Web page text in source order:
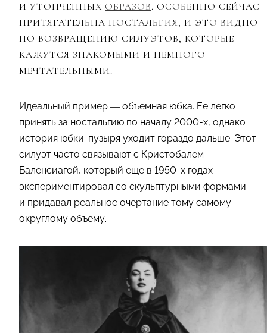
И УТОНЧЕННЫХ ОБРАЗОВ. ОСОБЕННО СЕЙЧАС
ПРИТЯГАТЕЛЬНА НОСТАЛЬГИЯ, И ЭТО ВИДНО
ПО ВОЗВРАЩЕНИЮ СИЛУЭТОВ, КОТОРЫЕ
КАЖУТСЯ ЗНАКОМЫМИ И НЕМНОГО
МЕЧТАТЕЛЬНЫМИ.
Идеальный пример — объемная юбка. Ее легко
принять за ностальгию по началу 2000-х, однако
история юбки-пузыря уходит гораздо дальше. Этот
силуэт часто связывают с Кристобалем
Баленсиагой, который еще в 1950-х годах
экспериментировал со скульптурными формами
и придавал реальное очертание тому самому
округлому объему.